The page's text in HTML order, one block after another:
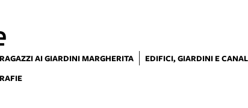
AI GIARDINI MARGHERITA EDIFICI, GIARDINI E